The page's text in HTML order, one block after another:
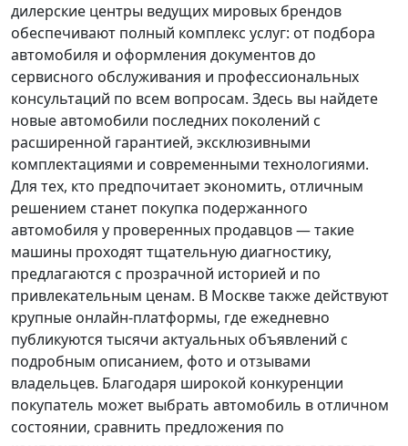
дилерские центры ведущих мировых брендов
обеспечивают полный комплекс услуг: от подбора
автомобиля и оформления документов до
сервисного обслуживания и профессиональных
консультаций по всем вопросам. Здесь вы найдете
новые автомобили последних поколений с
расширенной гарантией, эксклюзивными
комплектациями и современными технологиями.
Для тех, кто предпочитает экономить, отличным
решением станет покупка подержанного
автомобиля у проверенных продавцов — такие
машины проходят тщательную диагностику,
предлагаются с прозрачной историей и по
привлекательным ценам. В Москве также действуют
крупные онлайн-платформы, где ежедневно
публикуются тысячи актуальных объявлений с
подробным описанием, фото и отзывами
владельцев. Благодаря широкой конкуренции
покупатель может выбрать автомобиль в отличном
состоянии, сравнить предложения по